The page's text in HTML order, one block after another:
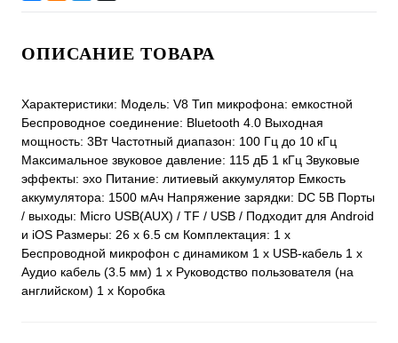
ОПИСАНИЕ ТОВАРА
Характеристики: Модель: V8 Тип микрофона: емкостной
Беспроводное соединение: Bluetooth 4.0 Выходная
мощность: 3Вт Частотный диапазон: 100 Гц до 10 кГц
Максимальное звуковое давление: 115 дБ 1 кГц Звуковые
эффекты: эхо Питание: литиевый аккумулятор Емкость
аккумулятора: 1500 мАч Напряжение зарядки: DC 5В Порты
/ выходы: Micro USB(AUX) / TF / USB / Подходит для Android
и iOS Размеры: 26 x 6.5 см Комплектация: 1 х
Беспроводной микрофон с динамиком 1 х USB-кабель 1 х
Аудио кабель (3.5 мм) 1 х Руководство пользователя (на
английском) 1 x Коробка